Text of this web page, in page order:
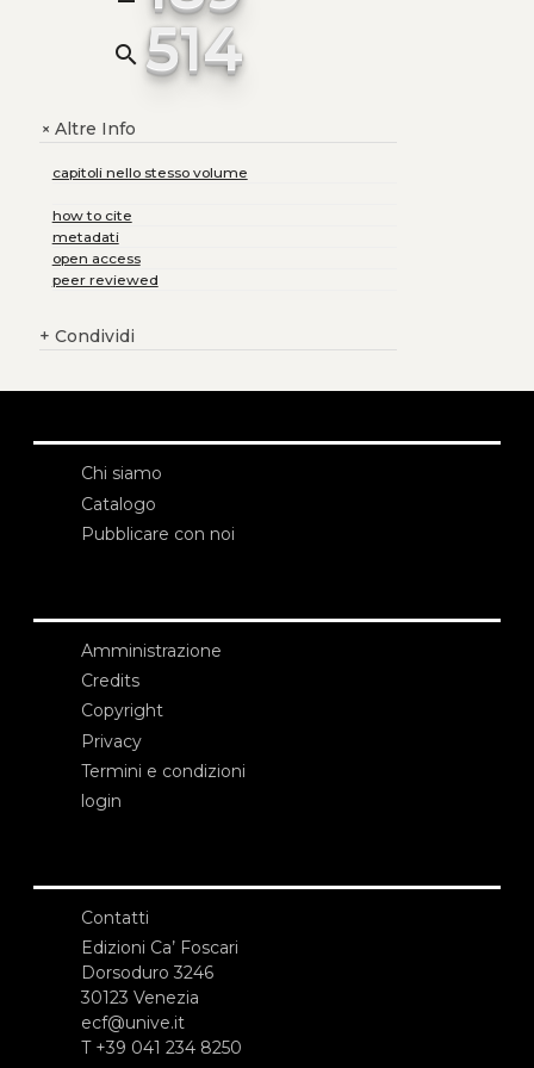
search 514
+Altre Info
capitoli nello stesso volume
how to cite
metadati
open access
peer reviewed
+ Condividi
Chi siamo
Catalogo
Pubblicare con noi
Amministrazione
Credits
Copyright
Privacy
Termini e condizioni
login
Contatti
Edizioni Ca’ Foscari
Dorsoduro 3246
30123 Venezia
ecf@unive.it
T +39 041 234 8250